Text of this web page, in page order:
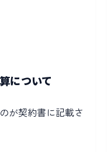
について
が契約書に記載さ